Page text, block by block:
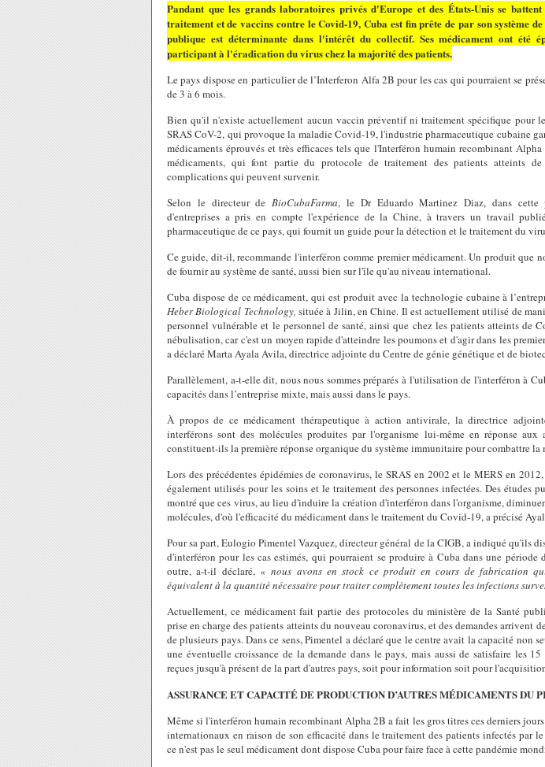
Pandant que les grands laboratoires privés d'Europe et des États-Unis se
traitement et de vaccins contre le Covid-19, Cuba est fin prête de par son système
publique est déterminante dans l'intérêt du collectif. Ses médicament ont été
participant à l'éradication du virus chez la majorité des patients.
Le pays dispose en particulier de l’Interferon Alfa 2B pour les cas qui pourraient se
de 3 à 6 mois.
Bien qu'il n'existe actuellement aucun vaccin préventif ni traitement spécifique pour
SRAS CoV-2, qui provoque la maladie Covid-19, l'industrie pharmaceutique cubaine
médicaments éprouvés et très efficaces tels que l'Interféron humain recombinant Alpha
médicaments, qui font partie du protocole de traitement des patients atteints
complications qui peuvent survenir.
Selon le directeur deBioCubaFarma, le Dr Eduardo Martinez Diaz, dans cette
d'entreprises a pris en compte l'expérience de la Chine, à travers un travail
pharmaceutique de ce pays, qui fournit un guide pour la détection et le traitement du
Ce guide, dit-il, recommande l'interféron comme premier médicament. Un produit que
de fournir au système de santé, aussi bien sur l'île qu'au niveau international.
Cuba dispose de ce médicament, qui est produit avec la technologie cubaine à
Heber Biological Technology, située à Jilin, en Chine. Il est actuellement utilisé de
personnel vulnérable et le personnel de santé, ainsi que chez les patients atteints de
nébulisation, car c'est un moyen rapide d'atteindre les poumons et d'agir dans les
a déclaré Marta Ayala Avila, directrice adjointe du Centre de génie génétique et de
Parallèlement, a-t-elle dit, nous nous sommes préparés à l'utilisation de l'interféron à
capacités dans l’entreprise mixte, mais aussi dans le pays.
À propos de ce médicament thérapeutique à action antivirale, la directrice
interférons sont des molécules produites par l'organisme lui-même en réponse aux
constituent-ils la première réponse organique du système immunitaire pour combattre la
Lors des précédentes épidémies de coronavirus, le SRAS en 2002 et le MERS en
également utilisés pour les soins et le traitement des personnes infectées. Des études
montré que ces virus, au lieu d'induire la création d'interféron dans l'organisme,
molécules, d'où l'efficacité du médicament dans le traitement du Covid-19, a précisé
Pour sa part, Eulogio Pimentel Vazquez, directeur général de la CIGB, a indiqué qu'ils
d'interféron pour les cas estimés, qui pourraient se produire à Cuba dans une période
outre, a-t-il déclaré, « nous avons en stock ce produit en cours de fabrication
équivalent à la quantité nécessaire pour traiter complètement toutes les infections
Actuellement, ce médicament fait partie des protocoles du ministère de la Santé
prise en charge des patients atteints du nouveau coronavirus, et des demandes arrivent
de plusieurs pays. Dans ce sens, Pimentel a déclaré que le centre avait la capacité non
une éventuelle croissance de la demande dans le pays, mais aussi de satisfaire les
reçues jusqu'à présent de la part d'autres pays, soit pour information soit pour
ASSURANCE ET CAPACITÉ DE PRODUCTION D’AUTRES MÉDICAMENTS DU
Même si l'interféron humain recombinant Alpha 2B a fait les gros titres ces derniers
internationaux en raison de son efficacité dans le traitement des patients infectés par
ce n'est pas le seul médicament dont dispose Cuba pour faire face à cette pandémie